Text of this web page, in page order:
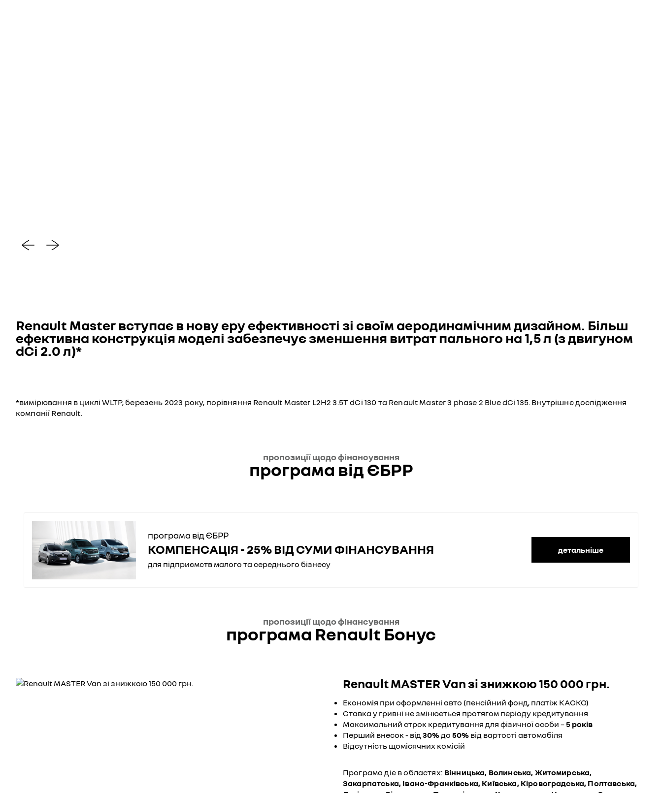
Renault Master вступає в нову еру ефективності зі своїм аеродинамічним дизайном. Більш
ефективна конструкція моделі забезпечує зменшення витрат пального на 1,5 л (з двигуном
dCi 2.0 л)*
*вимірювання в циклі WLTP, березень 2023 року, порівняння Renault Master L2H2 3.5T dCi 130 та Renault Master 3 phase 2 Blue dCi 135. Внутрішнє дослідження
компанії Renault.
пропозиції щодо фінансування
програма від ЄБРР
програма від ЄБРР
КОМПЕНСАЦІЯ - 25% ВІД СУМИ ФІНАНСУВАННЯ
для підприємств малого та середнього бізнесу
детальніше
пропозиції щодо фінансування
програма Renault Бонус
Renault MASTER Van зі знижкою 150 000 грн.
Економія при оформленні авто (пенсійний фонд, платіж КАСКО)
Ставка у гривні не змінюється протягом періоду кредитування
Максимальний строк кредитування для фізичної особи –5 років
Перший внесок - від 30%до 50% від вартості автомобіля
Відсутність щомісячних комісій
Програма діє в областях: Вінницька, Волинська, Житомирська,
Закарпатська, Івано-Франківська, Київська, Кіровоградська, Полтавська,